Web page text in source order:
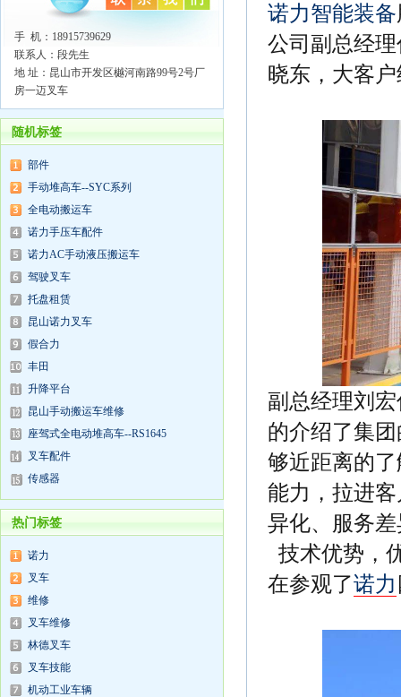
手 机：18915739629
联系人：段先生
地 址：昆山市开发区樾河南路99号2号厂
房一迈叉车
随机标签
部件
手动堆高车--SYC系列
全电动搬运车
诺力手压车配件
诺力AC手动液压搬运车
驾驶叉车
托盘租赁
昆山诺力叉车
假合力
丰田
升降平台
昆山手动搬运车维修
座驾式全电动堆高车--RS1645
叉车配件
传感器
热门标签
诺力
叉车
维修
叉车维修
林德叉车
叉车技能
机动工业车辆
诺力智能装备
公司副总经
晓东，大客
副总经理刘
的介绍了集
够近距离的了
能力，拉进
异化、服务
技术优势，
在参观了诺力